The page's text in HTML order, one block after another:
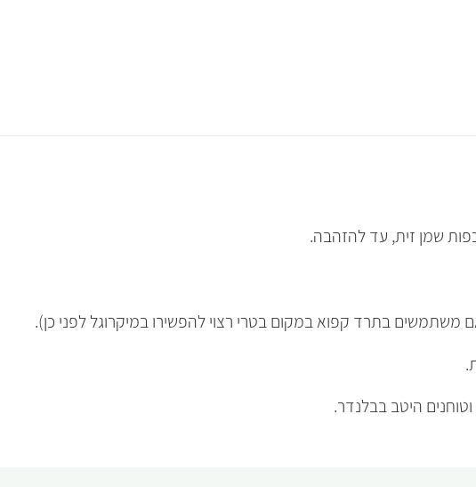
משתמשים בתרד קפוא במקום בטרי רצוי להפשירו במיקרוגל לפני כן).
היטב בבלנדר.